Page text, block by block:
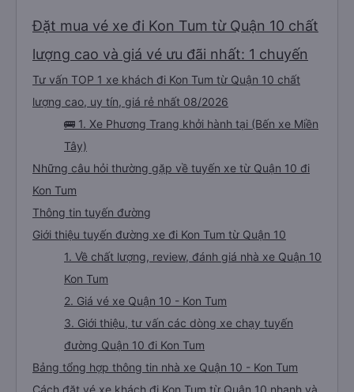
Đặt mua vé xe đi Kon Tum từ Quận 10 chất
lượng cao và giá vé ưu đãi nhất: 1 chuyến
Tư vấn TOP 1 xe khách đi Kon Tum từ Quận 10 chất
lượng cao, uy tín, giá rẻ nhất 08/2026
🚌 1. Xe Phương Trang khởi hành tại (Bến xe Miền
Tây)
Những câu hỏi thường gặp về tuyến xe từ Quận 10 đi
Kon Tum
Thông tin tuyến đường
Giới thiệu tuyến đường xe đi Kon Tum từ Quận 10
1. Về chất lượng, review, đánh giá nhà xe Quận 10
Kon Tum
2. Giá vé xe Quận 10 - Kon Tum
3. Giới thiệu, tư vấn các dòng xe chạy tuyến
đường Quận 10 đi Kon Tum
Bảng tổng hợp thông tin nhà xe Quận 10 - Kon Tum
Cách đặt vé xe khách đi Kon Tum từ Quận 10 nhanh và